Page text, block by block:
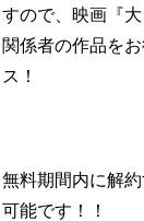
すので、映画『
関係者の作品を
ス！
無料期間内に解
可能です！！